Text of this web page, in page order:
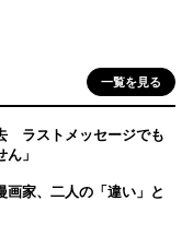
一覧を見る
ラストメッセージでも
」
家、二人の「違い」と